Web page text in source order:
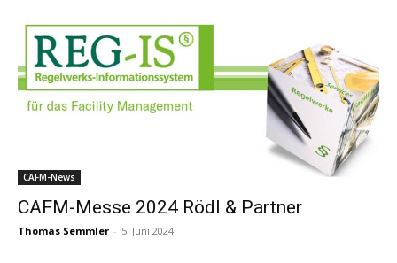
CAFM-News
CAFM-Messe 2024 Rödl & Partner
Thomas Semmler - 5. Juni 2024